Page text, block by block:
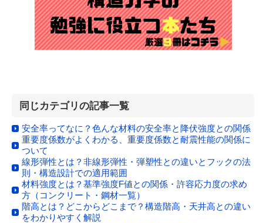
同じカテゴリの記事一覧
安全率ってなに？色んな材料の安全率と降伏強度との関係
重要度係数がよくわかる、重要度係数と耐震性能の関係に
ついて
線形弾性とは？非線形弾性・弾塑性との違いとフックの法
則・構造設計での適用範囲
材料強度とは？基準強度F値との関係・許容応力度の求め
方（コンクリート・鋼材一覧）
階高とは？どこからどこまで？構造階高・天井高との違い
をわかりやすく解説